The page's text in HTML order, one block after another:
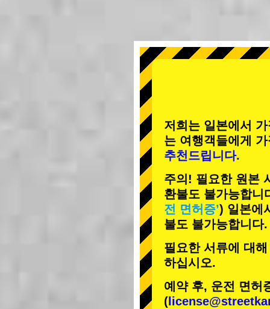
저희는 일본에서
는 여행객들에게
추천드립니다.
주의! 필요한 원본
환불도 불가능합니
전 면허증’) 일본에
불도 불가능합니다.
필요한 서류에 대
하십시오.
예약 후, 운전 면허
(